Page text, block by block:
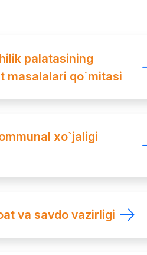
palatasining
masalalari qo`mitasi
xo`jaligi
va savdo vazirligi